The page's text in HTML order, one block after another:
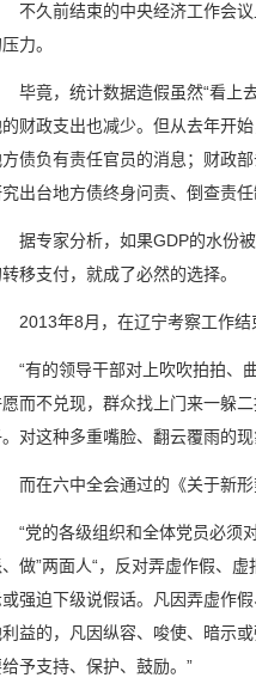
久前结束的中央经济工作会议
力。
竟，统计数据造假虽然“看上去
财政支出也减少。但从去年开
债负有责任官员的消息；财政
出台地方债终身问责、倒查责任
专家分析，如果GDP的水份被
移支付，就成了必然的选择。
年8月，在辽宁考察工作结
有的领导干部对上吹吹拍拍、曲
而不兑现，群众找上门来一躲
对这种多重嘴脸、翻云覆雨的
在六中全会通过的《关于新形
党的各级组织和全体党员必须对
做”两面人“，反对弄虚作假、
强迫下级说假话。凡因弄虚作
益的，凡因纵容、唆使、暗示
予支持、保护、鼓励。”